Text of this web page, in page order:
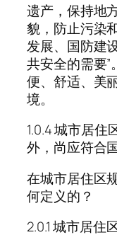
遗产，保持地
貌，防止污染
发展、国防建
共安全的需要
便、舒适、美
境。
1.0.4 城市居住
外，尚应符合
在城市居住区
何定义的？
2.0.1 城市居住